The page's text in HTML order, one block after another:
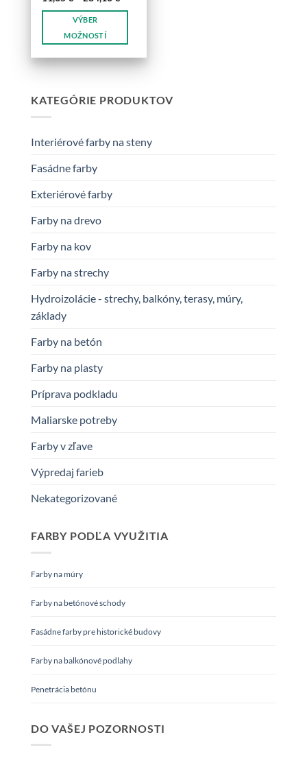
11,65 €
VÝBER
MOŽNOSTÍ
produkt
viacero
si
vybrať
stránke
KATEGÓRIE PRODUKTOV
Interiérové farby na steny
Fasádne farby
Exteriérové farby
Farby na drevo
Farby na kov
Farby na strechy
Hydroizolácie - strechy, balkóny, terasy, múry,
základy
Farby na betón
Farby na plasty
Príprava podkladu
Maliarske potreby
Farby v zľave
Výpredaj farieb
Nekategorizované
FARBY PODĽA VYUŽITIA
Farby na múry
Farby na betónové schody
Fasádne farby pre historické budovy
Farby na balkónové podlahy
Penetrácia betónu
DO VAŠEJ POZORNOSTI